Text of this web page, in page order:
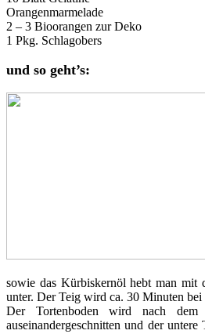
Orangenmarmelade
2 – 3 Bioorangen zur Deko
1 Pkg. Schlagobers
und so geht’s:
sowie das Kürbiskernöl hebt man mit
unter. Der Teig wird ca. 30 Minuten
Der Tortenboden wird nach
auseinandergeschnitten und der